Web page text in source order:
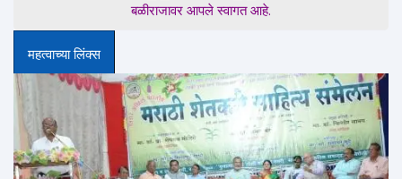
बळीराजावर आपले स्वागत आहे.
महत्वाच्या लिंक्स